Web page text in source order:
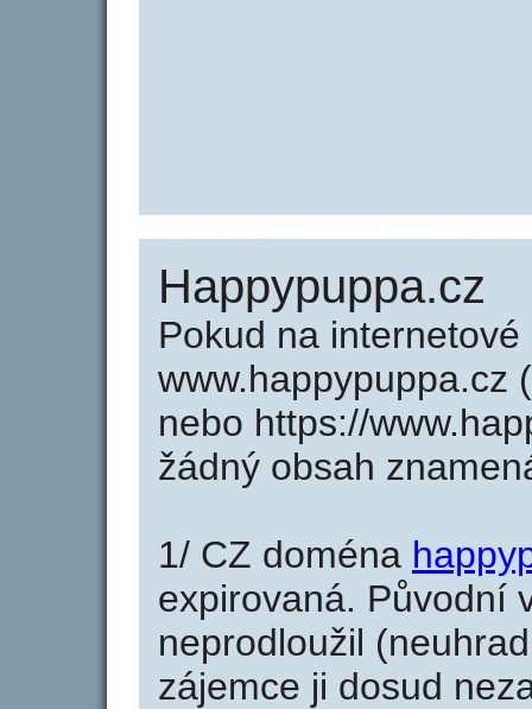
Happypuppa.cz
Pokud na internetové
www.happypuppa.cz
nebo https://
žádný obsah
1/ CZ doména
expirovaná. Původní
neprodloužil
zájemce ji dosud